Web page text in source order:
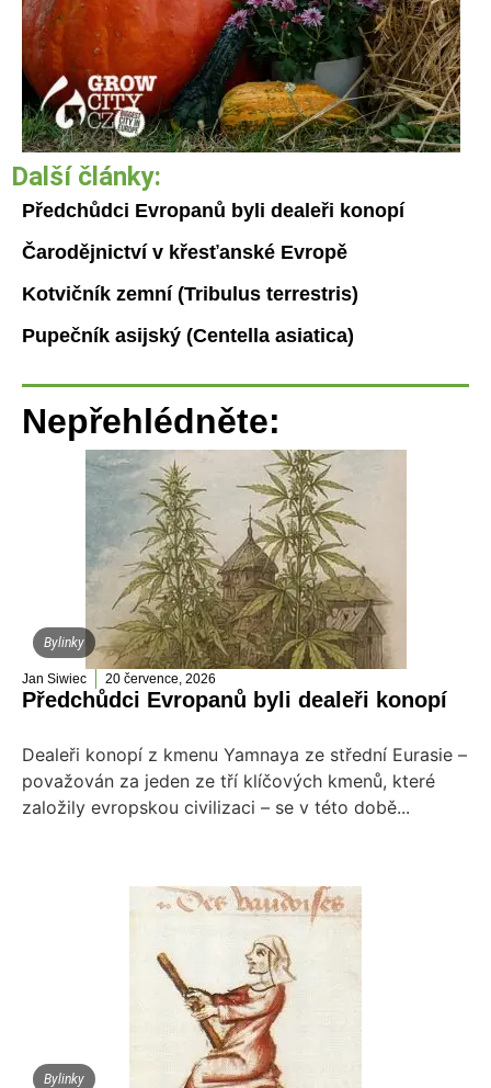
Další články:
Předchůdci Evropanů byli dealeři konopí
Čarodějnictví v křesťanské Evropě
Kotvičník zemní (Tribulus terrestris)
Pupečník asijský (Centella asiatica)
Nepřehlédněte:
Bylinky
Jan Siwiec 20 července, 2026
Předchůdci Evropanů byli dealeři konopí
Dealeři konopí z kmenu Yamnaya ze střední Eurasie –
považován za jeden ze tří klíčových kmenů, které
založily evropskou civilizaci – se v této době...
Bylinky